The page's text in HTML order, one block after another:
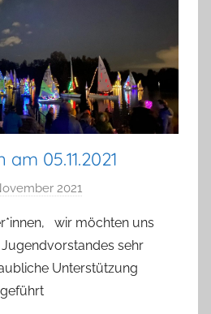
05.11.2021
2021
n
D
a
wir möchten uns
sehr
Unterstützung